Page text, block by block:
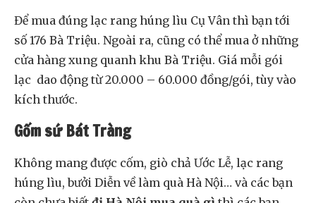
Để mua đúng lạc rang húng lìu Cụ Vân thì bạn tới
số 176 Bà Triệu. Ngoài ra, cũng có thể mua ở những
cửa hàng xung quanh khu Bà Triệu. Giá mỗi gói
lạc dao động từ 20.000 – 60.000 đồng/gói, tùy vào
kích thước.
Gốm sứ Bát Tràng
Không mang được cốm, giò chả Ước Lễ, lạc rang
húng lìu, bưởi Diễn về làm quà Hà Nội… và các bạn